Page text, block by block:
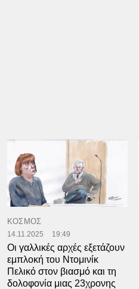
ΚΟΣΜΟΣ
14.11.2025 19:49
Οι γαλλικές αρχές εξετάζουν
εμπλοκή του Ντομινίκ
Πελικό στον βιασμό και τη
δολοφονία μιας 23χρονης